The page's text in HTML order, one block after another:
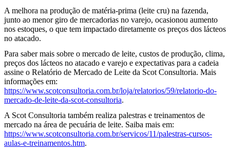
A melhora na produção de matéria-prima (leite cru) na fazenda,
junto ao menor giro de mercadorias no varejo, ocasionou aumento
nos estoques, o que tem impactado diretamente os preços dos lácteos
no atacado.
Para saber mais sobre o mercado de leite, custos de produção, clima,
preços dos lácteos no atacado e varejo e expectativas para a cadeia
assine o Relatório de Mercado de Leite da Scot Consultoria. Mais
informações em:
https://www.scotconsultoria.com.br/loja/relatorios/59/relatorio-do-
mercado-de-leite-da-scot-consultoria.
A Scot Consultoria também realiza palestras e treinamentos de
mercado na área de pecuária de leite. Saiba mais em:
https://www.scotconsultoria.com.br/servicos/11/palestras-cursos-
aulas-e-treinamentos.htm.